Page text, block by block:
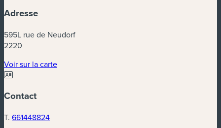
Adresse
595L rue de Neudorf
2220
Voir sur la carte(nouvelle fenêtre)
Contact
T. 661448824